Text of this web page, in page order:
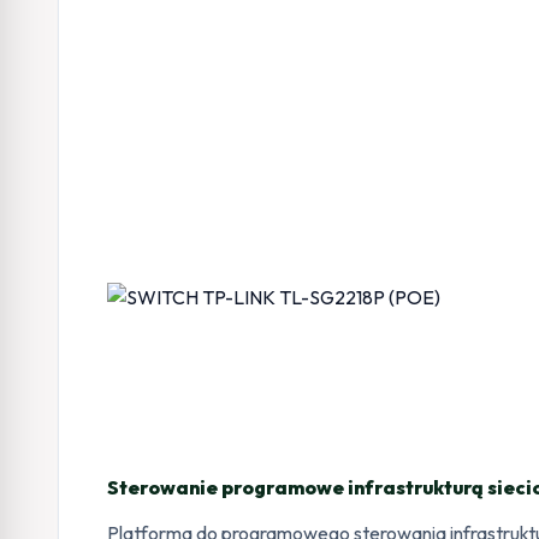
Sterowanie programowe infrastrukturą
Platforma do programowego sterowania